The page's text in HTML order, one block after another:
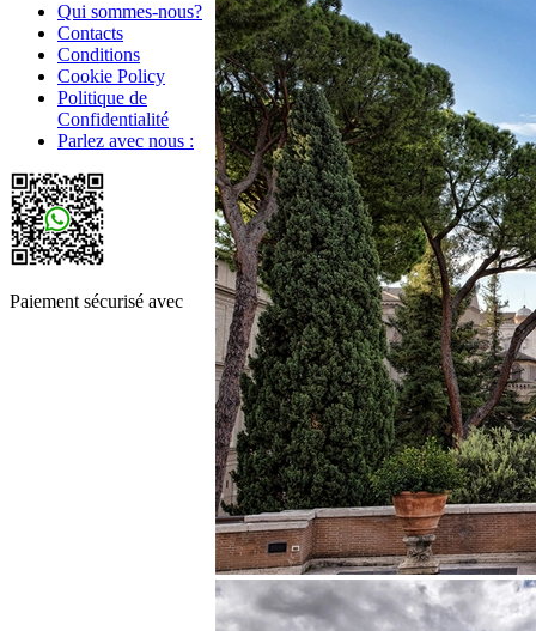
Qui sommes-nous?
Contacts
Conditions
Cookie Policy
Politique de
Confidentialité
Parlez avec nous :
Paiement sécurisé avec